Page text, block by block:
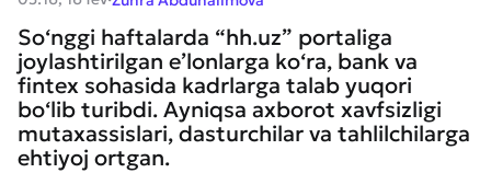
So‘nggi haftalarda “hh.uz” portaliga
joylashtirilgan e’lonlarga ko‘ra, bank va
fintex sohasida kadrlarga talab yuqori
bo‘lib turibdi. Ayniqsa axborot xavfsizligi
mutaxassislari, dasturchilar va tahlilchilarga
ehtiyoj ortgan.